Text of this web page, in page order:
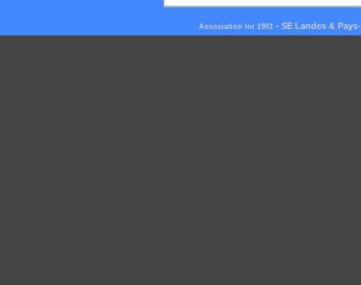
Association loi 1901 - SE Landes &